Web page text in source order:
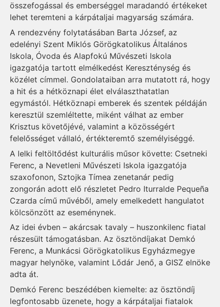
összefogással és emberséggel maradandó értékeket
lehet teremteni a kárpátaljai magyarság számára.
A rendezvény folytatásában Barta József, az
edelényi Szent Miklós Görögkatolikus Általános
Iskola, Óvoda és Alapfokú Művészeti Iskola
igazgatója tartott elmélkedést Kereszténység és
közélet címmel. Gondolataiban arra mutatott rá, hogy
a hit és a hétköznapi élet elválaszthatatlan
egymástól. Hétköznapi emberek és szentek példáján
keresztül szemléltette, miként válhat az ember
Krisztus követőjévé, valamint a közösségért
felelősséget vállaló, értékteremtő személyiséggé.
A lelki feltöltődést kulturális műsor követte: Csetneki
Ferenc, a Nevetleni Művészeti Iskola igazgatója
szaxofonon, Sztojka Tímea zenetanár pedig
zongorán adott elő részletet Pedro Iturralde Pequeña
Czarda című művéből, amely emelkedett hangulatot
kölcsönzött az eseménynek.
Az idei évben – akárcsak tavaly – huszonkilenc fiatal
részesült támogatásban. Az ösztöndíjakat Demkó
Ferenc, a Munkácsi Görögkatolikus Egyházmegye
magyar helynöke, valamint Lődár Jenő, a GISZ elnöke
adta át.
Demkó Ferenc beszédében kiemelte: az ösztöndíj
legfontosabb üzenete, hogy a kárpátaljai fiatalok